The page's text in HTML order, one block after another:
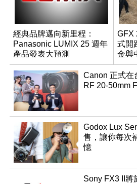
經典品牌邁向新里程：
Panasonic LUMIX 25 週年
產品發表大預測
GFX
式開
金與
Canon 正式在
RF 20-50mm
Godox Lux
售，讓你每次
憶
Sony FX3 II將